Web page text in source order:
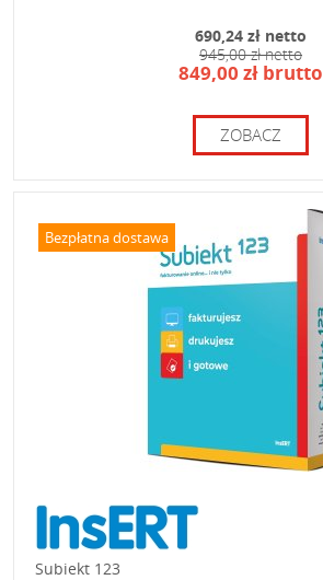
690,24 zł netto
945,00 zł netto
849,00 zł brutto
ZOBACZ
Bezpłatna dostawa
Subiekt 123